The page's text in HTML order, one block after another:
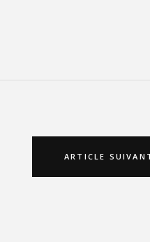
ARTICLE